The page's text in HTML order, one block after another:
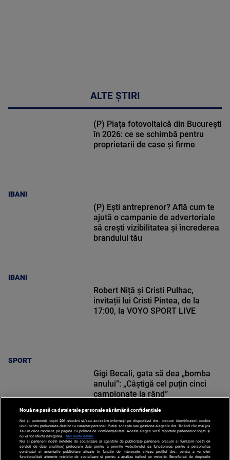
ALTE ȘTIRI
IBANI
(P) Piața fotovoltaică din București
în 2026: ce se schimbă pentru
proprietarii de case și firme
IBANI
(P) Ești antreprenor? Află cum te
ajută o campanie de advertoriale
să crești vizibilitatea și încrederea
brandului tău
SPORT
Robert Niță și Cristi Pulhac,
invitații lui Cristi Pintea, de la
17:00, la VOYO SPORT LIVE
SPORT
Gigi Becali, gata să dea „bomba
anului”: „Câștigă cel puțin cinci
campionate la rând”
Nouă ne pasă ca datele tale personale să rămână confidențiale
Noi și partenerii noștri 201 stocăm și/sau accesăm informații pe dispozitivul dvs., precum identificatorii cookie
unici pentru prelucrarea datelor cu caracter personal. Puteți accepta sau gestiona alegerile dvs. făcând clic mai jos
sau în orice moment, pe pagina cu politica de confidențialitate. Aceste alegeri vor fi raportate partenerilor noștri și
nu vă vor afecta navigarea.
Mai multe detalii
Noi si partenerii nostri (retelele de socializare si agentiile de publicitate partenere, precum si furnizorii nostri de
servicii de date analitice) prelucram date pentru a permite website-ului sa functioneze, pentru a personaliza
continutul si anunturile publicitare afisate in functie de interesele si/sau profilul dvs., pentru a va oferi
functionalitati aferente retelelor de socializare si pentru a analiza traficul pe website. Beneficiati de drepturile